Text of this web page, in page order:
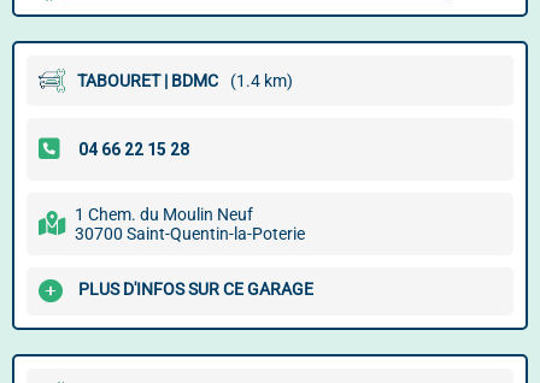
TABOURET | BDMC (1.4 km)
1 Chem. du Moulin Neuf
30700 Saint-Quentin-la-Poterie
PLUS D'INFOS SUR CE GARAGE